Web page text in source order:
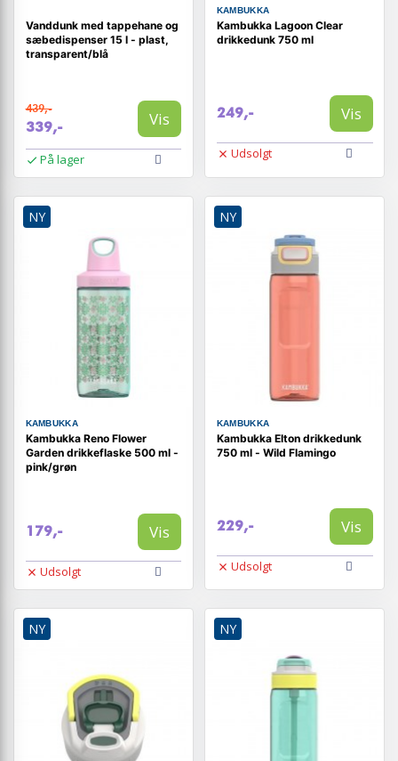
Vanddunk med tappehane og
sæbedispenser 15 l - plast,
transparent/blå
439,-
339,- Vis
På lager
KAMBUKKA
Kambukka Lagoon Clear
drikkedunk 750 ml
249,- Vis
Udsolgt
NY
KAMBUKKA
Kambukka Reno Flower
Garden drikkeflaske 500 ml -
pink/grøn
179,- Vis
Udsolgt
NY
KAMBUKKA
Kambukka Elton drikkedunk
750 ml - Wild Flamingo
229,- Vis
Udsolgt
NY NY